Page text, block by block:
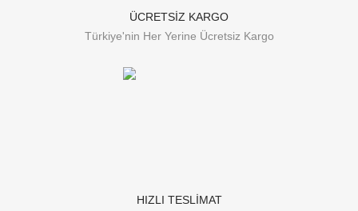
ÜCRETSİZ KARGO
Türkiye'nin Her Yerine Ücretsiz Kargo
HIZLI TESLİMAT